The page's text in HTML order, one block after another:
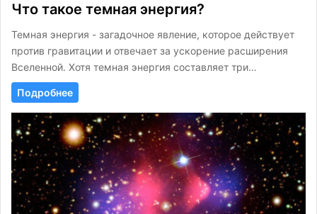
Что такое темная энергия?
Темная энергия - загадочное явление, которое действует
против гравитации и отвечает за ускорение расширения
Вселенной. Хотя темная энергия составляет три…
Подробнее